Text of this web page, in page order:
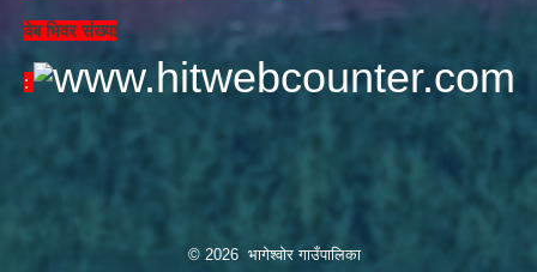
वेब भिवर संख्या
: ​
© 2026 भागेश्वोर गाउँपालिका